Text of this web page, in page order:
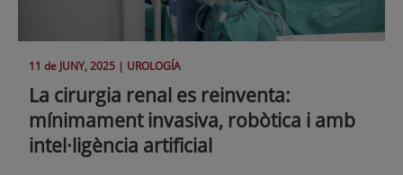
11 de JUNY, 2025 | UROLOGÍA
La cirurgia renal es reinventa:
mínimament invasiva, robòtica i amb
intel·ligència artificial